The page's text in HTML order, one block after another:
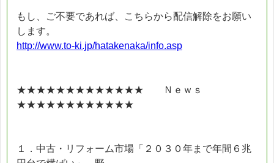
もし、ご不要であれば、こちらから配信解除をお願い
します。
http://www.to-ki.jp/hatakenaka/info.asp
★★★★★★★★★★★★★ Ｎｅｗｓ
★★★★★★★★★★★★
１．中古・リフォーム市場「２０３０年まで年間６兆